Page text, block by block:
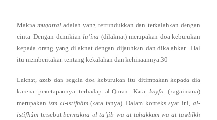
Maknamuqattal adalah yang tertundukkan dan terkalahkan dengan
cinta. Dengan demikian lu’ina (dilaknat) merupakan doa keburukan
kepada orang yang dilaknat dengan dijauhkan dan dikalahkan. Hal
itu memberitakan tentang kekalahan dan kehinaannya.30
Laknat, azab dan segala doa keburukan itu ditimpakan kepada dia
karena penetapannya terhadap al-Quran. Katakayfa (bagaimana)
merupakan ism al-istifhâm(kata tanya). Dalam konteks ayat ini,al-
istifhâm tersebutbermakna al-ta’jîb wa at-tahakkum wa at-tawbîkh